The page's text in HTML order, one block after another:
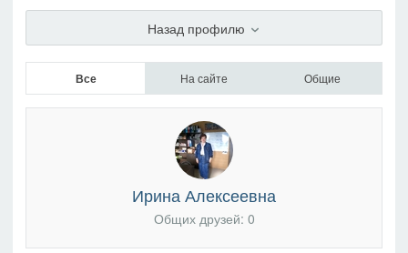
На профиль
Фото Видео
Назад профилю
Все На сайте Общие
Ирина Алексеевна
Общих друзей: 0